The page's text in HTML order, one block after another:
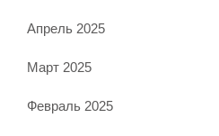
Апрель 2025
Март 2025
Февраль 2025